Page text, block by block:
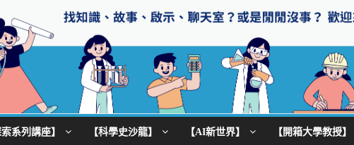
索系列講座】 【科學史沙龍】 【AI新世界】 【開箱大學教授】